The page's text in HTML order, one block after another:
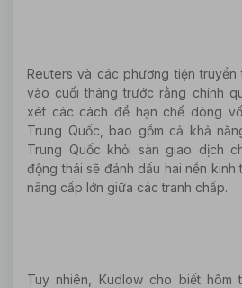
Reuters và các phương tiện
vào cuối tháng trước rằng chính
xét các cách để hạn chế dòng
Trung Quốc, bao gồm cả khả
Trung Quốc khỏi sàn giao dịch
động thái sẽ đánh dấu hai nền kinh
nâng cấp lớn giữa các tranh chấp.
Tuy nhiên, Kudlow cho biết hôm